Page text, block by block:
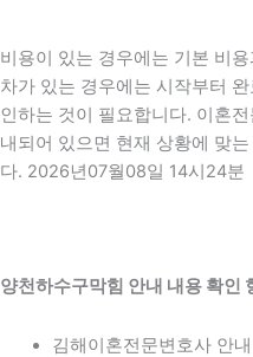
비용이 있는 경우에는 기본 비
차가 있는 경우에는 시작부터
인하는 것이 필요합니다. 이혼
내되어 있으면 현재 상황에 맞
다. 2026년07월08일 14시24분
양천하수구막힘 안내 내용 확
김해이혼전문변호사 안